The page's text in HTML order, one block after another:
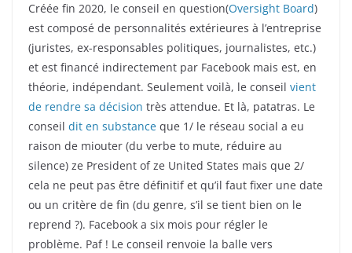
Créée fin 2020, le conseil en question(Oversight Board)
est composé de personnalités extérieures à l’entreprise
(juristes, ex-responsables politiques, journalistes, etc.)
et est financé indirectement par Facebook mais est, en
théorie, indépendant. Seulement voilà, le conseil vient
de rendre sa décision très attendue. Et là, patatras. Le
conseil dit en substance que 1/ le réseau social a eu
raison de miouter (du verbe to mute, réduire au
silence) ze President of ze United States mais que 2/
cela ne peut pas être définitif et qu’il faut fixer une date
ou un critère de fin (du genre, s’il se tient bien on le
reprend ?). Facebook a six mois pour régler le
problème. Paf ! Le conseil renvoie la balle vers